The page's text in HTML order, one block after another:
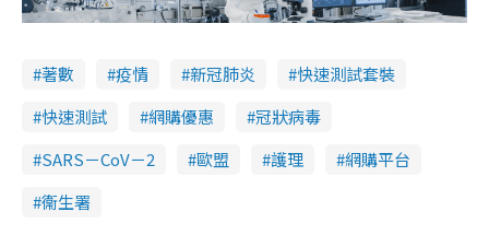
著數 疫情 新冠肺炎
快速測試套裝
快速測試
網購優惠
冠狀病毒
SARS－CoV－2
歐盟 護理
網購平台
衞生署